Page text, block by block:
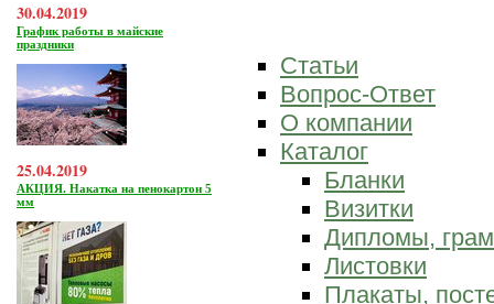
30.04.2019
График работы в майские
праздники
25.04.2019
АКЦИЯ. Накатка на пенокартон 5
мм
Статьи
Вопрос-Ответ
О компании
Каталог
Бланки
Визитки
Дипломы,
Листовки
Плакаты,